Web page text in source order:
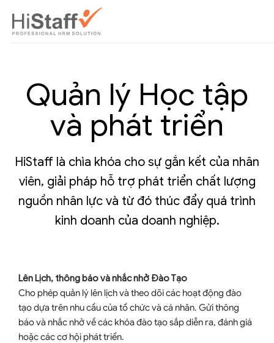
Quản lý Học tập
và phát triển
HiStaff là chìa khóa cho sự gắn kết của nhân
viên, giải pháp hỗ trợ phát triển chất lượng
nguồn nhân lực và từ đó thúc đẩy quá trình
kinh doanh của doanh nghiệp.
Lên Lịch, thông báo và nhắc nhở Đào Tạo
Cho phép quản lý lên lịch và theo dõi các hoạt động đào
tạo dựa trên nhu cầu của tổ chức và cá nhân. Gửi thông
báo và nhắc nhở về các khóa đào tạo sắp diễn ra, đánh giá
hoặc các cơ hội phát triển.